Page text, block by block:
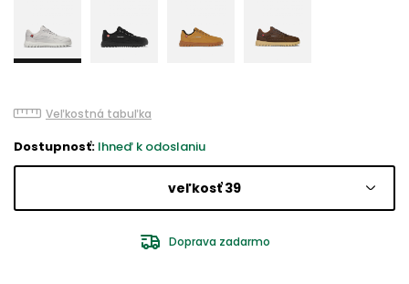
Veľkostná tabuľka
Dostupnosť: Ihneď k odoslaniu
veľkosť 39
Doprava zadarmo